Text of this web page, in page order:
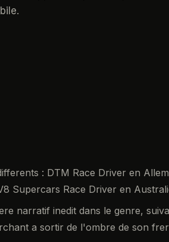
: DTM Race Driver en
Supercars Race Driver en
narratif inedit dans le genre,
a sortir de l'ombre de son